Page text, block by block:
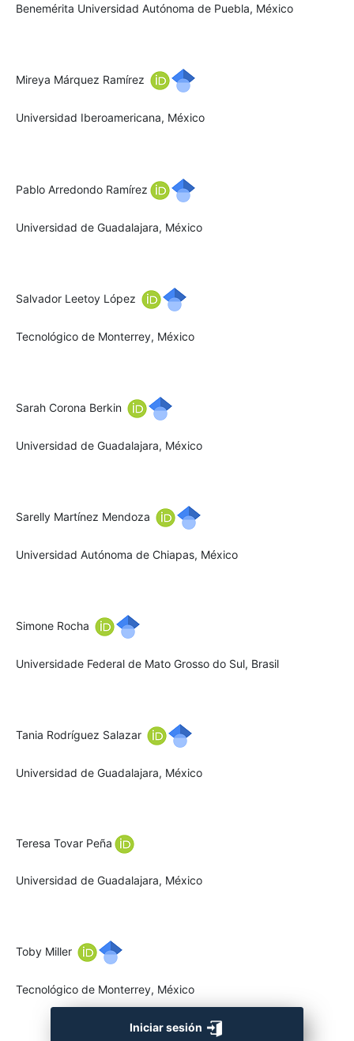
Benemérita Universidad Autónoma de Puebla, México
Mireya Márquez Ramírez
Universidad Iberoamericana, México
Pablo Arredondo Ramírez
Universidad de Guadalajara, México
Salvador Leetoy López
Tecnológico de Monterrey, México
Sarah Corona Berkin
Universidad de Guadalajara, México
Sarelly Martínez Mendoza
Universidad Autónoma de Chiapas, México
Simone Rocha
Universidade Federal de Mato Grosso do Sul, Brasil
Tania Rodríguez Salazar
Universidad de Guadalajara, México
Teresa Tovar Peña
Universidad de Guadalajara, México
Toby Miller
Tecnológico de Monterrey, México
Iniciar sesión